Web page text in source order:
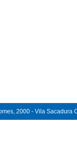
2000 - Vila